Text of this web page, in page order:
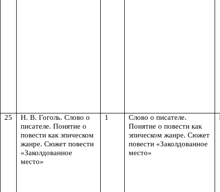
25
Н. В. Гоголь. Слово о
писателе. Понятие о
повести как эпическом
жанре. Сюжет повести
«Заколдованное
место»
1
Слово о писателе.
Понятие о повести как
эпическом жанре. Сюжет
повести «Заколдованное
место»